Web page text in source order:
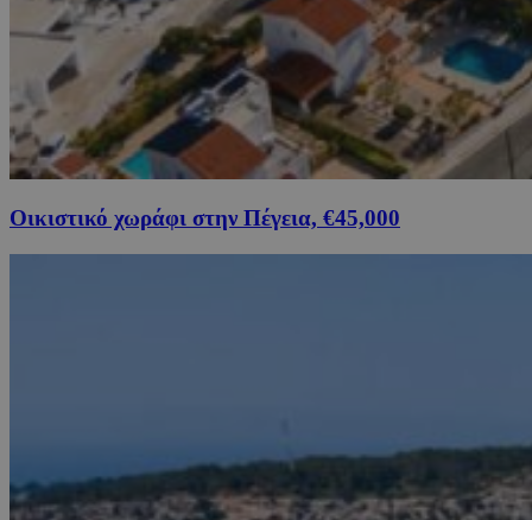
Οικιστικό χωράφι στην Πέγεια, €45,000